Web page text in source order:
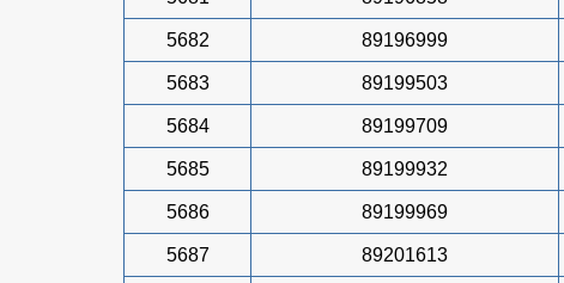
5682 89196999
5683 89199503
5684 89199709
5685 89199932
5686 89199969
5687 89201613